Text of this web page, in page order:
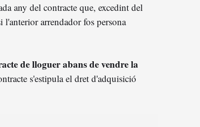
any del contracte que, excedint del
l'anterior arrendador fos persona
de lloguer abans de vendre la
s'estipula el dret d'adquisició